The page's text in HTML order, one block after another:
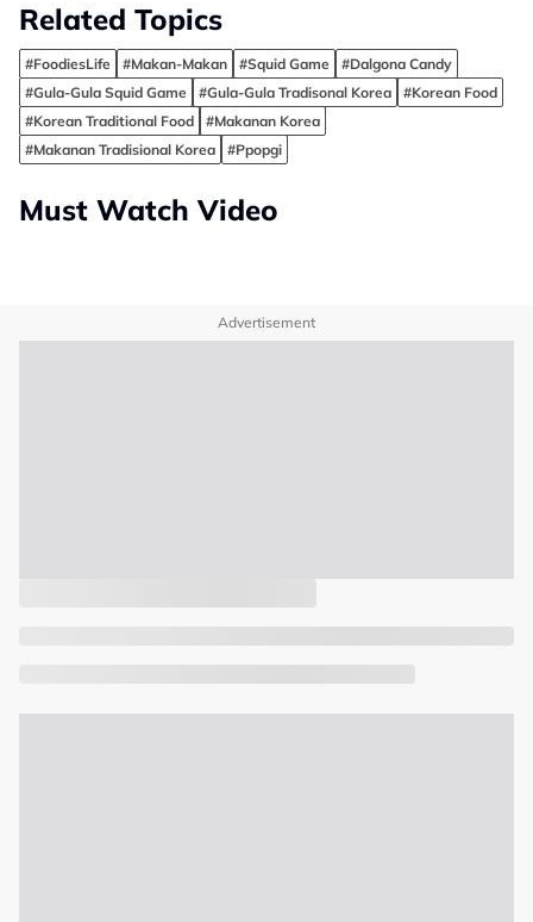
Related Topics
#FoodiesLife #Makan-Makan #Squid Game
#Dalgona Candy
#Gula-Gula Squid Game
#Gula-Gula Tradisonal Korea
#Korean Food
#Korean Traditional Food
#Makanan Korea
#Makanan Tradisional Korea
#Ppopgi
Must Watch Video
Advertisement